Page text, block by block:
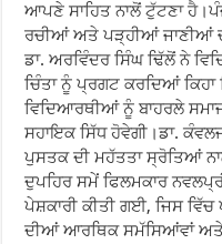
ਆਪਣੇ ਸਾਹਿਤ ਨਾਲੋਂ ਟੁੱਟਣਾ
ਰਚੀਆਂ ਅਤੇ ਪੜ੍ਹੀਆਂ ਜਾਣੀਆਂ
ਡਾ. ਅਰਵਿੰਦਰ ਸਿੰਘ ਢਿੱਲੋਂ ਨੇ
ਚਿੰਤਾ ਨੂੰ ਪ੍ਰਗਟ ਕਰਦਿਆਂ
ਵਿਦਿਆਰਥੀਆਂ ਨੂੰ ਬਾਹਰਲੇ
ਸਹਾਇਕ ਸਿੱਧ ਹੋਵੇਗੀ।ਡਾ.
ਪੁਸਤਕ ਦੀ ਮਹੱਤਤਾ ਸ੍ਰੋਤਿਆਂ
ਦੁਪਹਿਰ ਸਮੇਂ ਫਿਲਮਕਾਰ
ਪੇਸ਼ਕਾਰੀ ਕੀਤੀ ਗਈ, ਜਿਸ ਵਿੱਚ
ਦੀਆਂ ਆਰਥਿਕ ਸਮੱਸਿਆਂਵਾਂ ਅਤੇ